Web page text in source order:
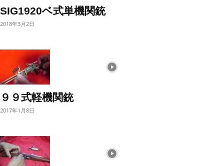
SIG1920ベ式単機関銃
2018年3月2日
９９式軽機関銃
2017年1月8日